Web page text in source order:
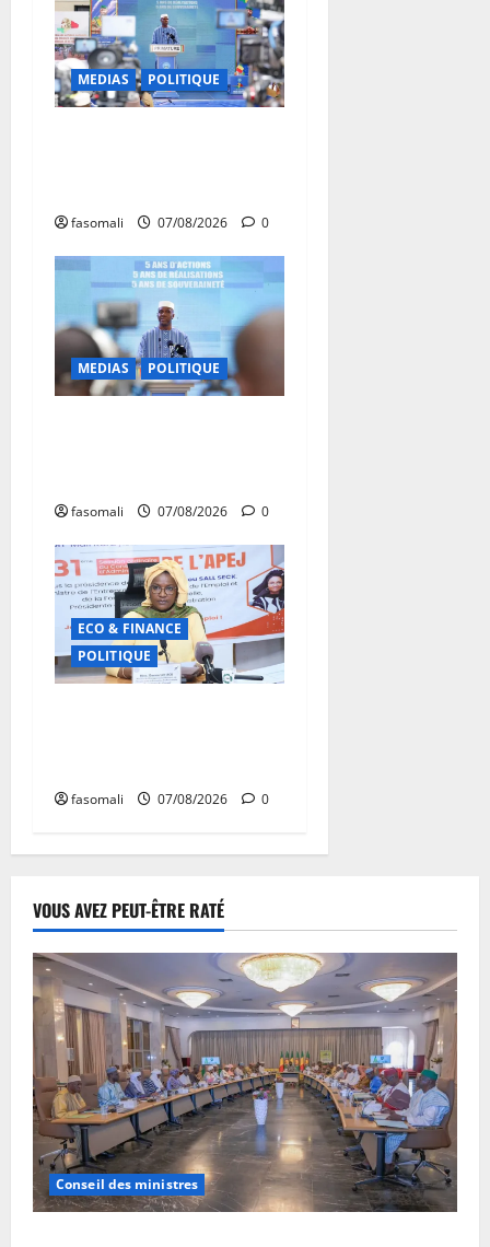
MEDIAS POLITIQUE
fasomali 07/08/2026 0
MEDIAS POLITIQUE
fasomali 07/08/2026 0
ECO & FINANCE
POLITIQUE
fasomali 07/08/2026 0
VOUS AVEZ PEUT-ÊTRE RATÉ
Conseil des ministres